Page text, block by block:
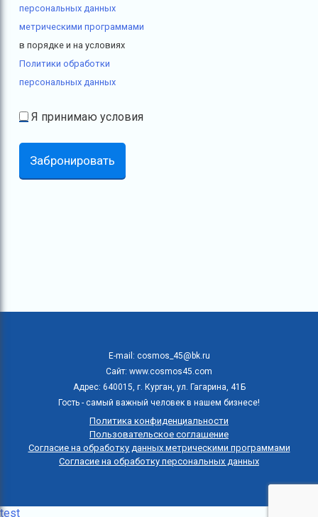
персональных данных
метрическими программами
в порядке и на условиях
Политики обработки
персональных данных
Я принимаю условия
E-mail: cosmos_45@bk.ru
Сайт: www.cosmos45.com
Адрес: 640015, г. Курган, ул. Гагарина, 41Б
Гость - самый важный человек в нашем бизнесе!
Политика конфиденциальности
Пользовательское соглашение
Согласие на обработку данных метрическими программами
Согласие на обработку персональных данных
test